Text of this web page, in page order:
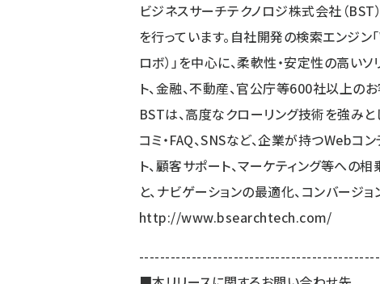
ビジネスサーチテクノロジ株式会社（
を行っています。自社開発の検索エンジン
ロボ）」を中心に、柔軟性・安定性の高い
ト、金融、不動産、官公庁等600社以上の
BSTは、高度なクローリング技術を強みと
コミ・FAQ、SNSなど、企業が持つWebコ
ト、顧客サポート、マーケティング等への
と、ナビゲーションの最適化、コンバージ
http://www.bsearchtech.com/